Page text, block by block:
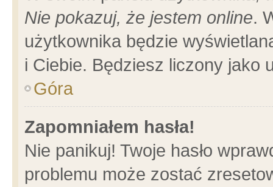
Nie pokazuj, że jestem online.
użytkownika będzie
i Ciebie. Będziesz liczony jako
Góra
Zapomniałem hasła!
Nie panikuj! Twoje hasło
problemu może zostać